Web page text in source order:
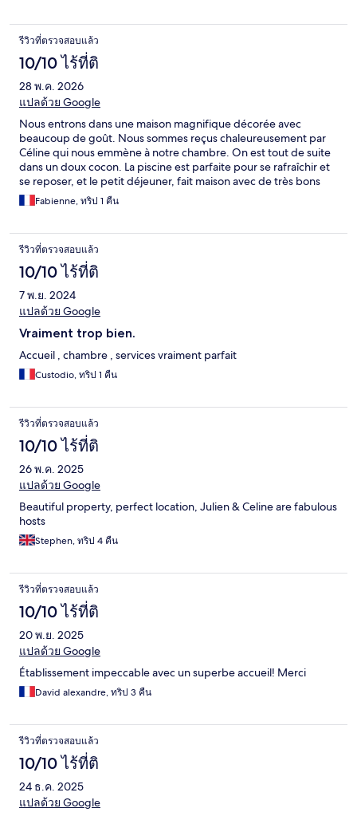
รีวิวที่ตรวจสอบแล้ว
10/10 ไร้ที่ติ
28 พ.ค. 2026
แปลด้วย Google
Nous entrons dans une maison magnifique décorée avec
beaucoup de goût. Nous sommes reçus chaleureusement par
Céline qui nous emmène à notre chambre. On est tout de suite
dans un doux cocon. La piscine est parfaite pour se rafraîchir et
se reposer, et le petit déjeuner, fait maison avec de très bons
produits, est tout simplement délicieux, servie sur la terrasse par
la maîtresse des lieux, avec beaucoup de gentillesse,
Fabienne, ทริป 1 คืน
รีวิวที่ตรวจสอบแล้ว
10/10 ไร้ที่ติ
7 พ.ย. 2024
แปลด้วย Google
Vraiment trop bien.
Accueil , chambre , services vraiment parfait
Custodio, ทริป 1 คืน
รีวิวที่ตรวจสอบแล้ว
10/10 ไร้ที่ติ
26 พ.ค. 2025
แปลด้วย Google
Beautiful property, perfect location, Julien & Celine are fabulous
hosts
Stephen, ทริป 4 คืน
รีวิวที่ตรวจสอบแล้ว
10/10 ไร้ที่ติ
20 พ.ย. 2025
แปลด้วย Google
Établissement impeccable avec un superbe accueil! Merci
David alexandre, ทริป 3 คืน
รีวิวที่ตรวจสอบแล้ว
10/10 ไร้ที่ติ
24 ธ.ค. 2025
แปลด้วย Google